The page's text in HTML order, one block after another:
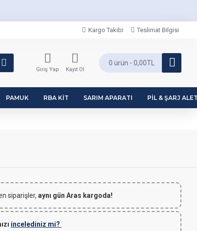
Kargo Takibi Teslimat Bilgisi
Giriş Yap Kayıt Ol
0 ürün - 0,00TL
PAMUK RBA KIT SARIM APARATI PIL & ŞARJ
siparişler, aynı gün Aras kargoda!
incelediniz mi?